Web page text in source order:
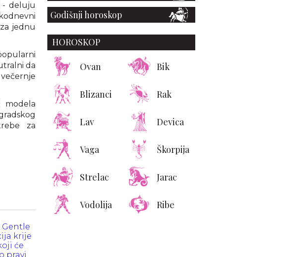
- deluju
jednu
da
modela
za
Godišnji horoskop
HOROSKOP
Ovan Bik
Blizanci Rak
Lav Devica
Vaga Škorpija
Strelac Jarac
Vodolija Ribe